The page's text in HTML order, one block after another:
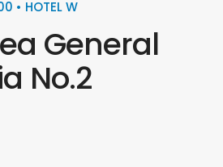
• HOTEL W
General
No.2